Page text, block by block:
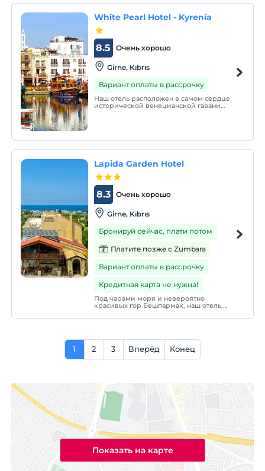
лестницы.
White Pearl Hotel - Kyrenia
Очень хорошо
8.5
Girne, Kıbrıs
Вариант оплаты в рассрочку
Наш отель расположен в самом сердце
исторической венецианской гавани
бренд Северного Кипра.
Lapida Garden Hotel
Очень хорошо
8.3
Girne, Kıbrıs
Бронируй сейчас, плати потом
Платите позже с Zumbara
Вариант оплаты в рассрочку
Кредитная карта не нужна!
Под чарами моря и невероятно
красивых гор Бешпармак, наш отель,
красивой деревне Северного Кипра, в 14
таким образом, чтобы вы могли
отведайте и ощу
1 2 3 Вперёд Конец
Показать на карте